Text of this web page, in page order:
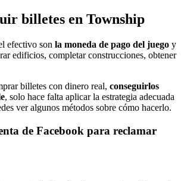
billetes en Township
efectivo son la moneda de pago del juego y
edificios, completar construcciones, obtener
billetes con dinero real, conseguirlos
, solo hace falta aplicar la estrategia adecuada
ver algunos métodos sobre cómo hacerlo.
de Facebook para reclamar